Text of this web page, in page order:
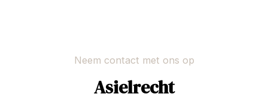
Neem contact met ons op
Asielrecht